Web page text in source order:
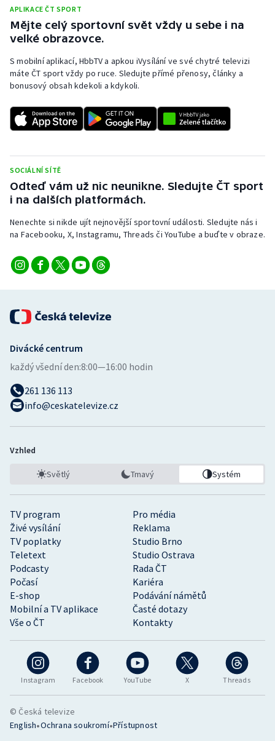
APLIKACE ČT SPORT
Mějte celý sportovní svět vždy u sebe i na
velké obrazovce.
S mobilní aplikací, HbbTV a apkou iVysílání ve své chytré televizi
máte ČT sport vždy po ruce. Sledujte přímé přenosy, články a
bonusový obsah kdekoli a kdykoli.
SOCIÁLNÍ SÍTĚ
Odteď vám už nic neunikne. Sledujte ČT sport
i na dalších platformách.
Nenechte si nikde ujít nejnovější sportovní události. Sledujte nás i
na Facebooku, X, Instagramu, Threads či YouTube a buďte v obraze.
Instagram Facebook YouTube X Threads
TV program
Pro média
Živé vysílání
Reklama
TV poplatky
Studio Brno
Teletext
Studio Ostrava
Podcasty
Rada ČT
Počasí
Kariéra
E-shop
Podávání námětů
Mobilní a TV aplikace
Časté dotazy
Vše o ČT
Kontakty
Divácké centrum
každý všední den:8:00—16:00 hodin
261 136 113
info@ceskatelevize.cz
Vzhled
Světlý Tmavý Systém
© Česká televize
English•Ochrana soukromí•Přístupnost